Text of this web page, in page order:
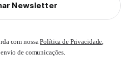
Newsletter
com nossaPolítica de Privacidade,
de comunicações.